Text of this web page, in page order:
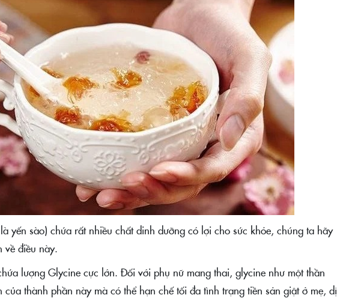
yến sào) chứa rất nhiều chất dinh dưỡng có lợi cho sức khỏe, chúng ta hãy
về điều này.
lượng Glycine cực lớn. Đối với phụ nữ mang thai, glycine như một thần
thành phần này mà có thể hạn chế tối đa tình trạng tiền sản giật ở mẹ, dị